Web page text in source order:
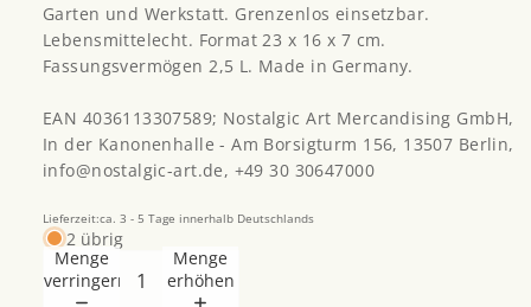
Garten und Werkstatt. Grenzenlos einsetzbar.
Lebensmittelecht. Format 23 x 16 x 7 cm.
Fassungsvermögen 2,5 L. Made in Germany.
EAN 4036113307589; Nostalgic Art Mercandising GmbH,
In der Kanonenhalle - Am Borsigturm 156, 13507 Berlin,
info@nostalgic-art.de, +49 30 30647000
Lieferzeit:ca. 3 - 5 Tage innerhalb Deutschlands
2 übrig
Menge
verringern
Menge
erhöhen
Datenschutzerklärung